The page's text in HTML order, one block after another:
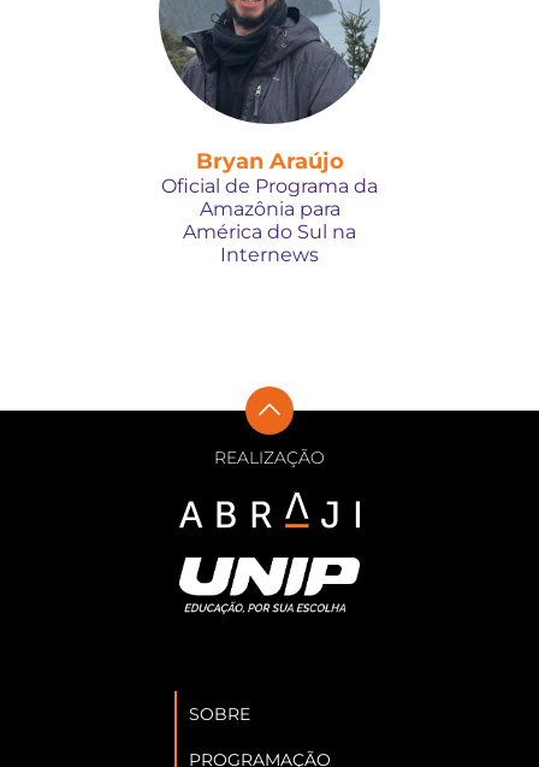
Bryan Araújo
Oficial de Programa da
Amazônia para
América do Sul na
Internews
REALIZAÇÃO
SOBRE
PROGRAMAÇÃO